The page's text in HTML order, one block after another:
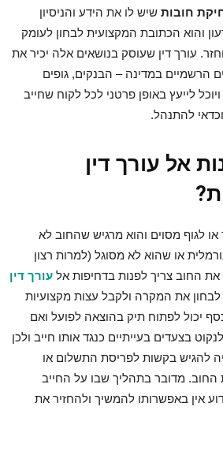
חובות שיש לו את הידע והניסיון
והוא הכתובת המקצועית לבחון לעומק
עורך דין שעוסק בנושאים אלה יכיר את
הרשמיים במדינה – הבנקים, גופים
לייעץ באופן פרטני לכל לקוח שחייב
להתנהל.
אל עורך דין
לגוף מסוים והוא מרגיש שהחוב לא
או שהוא לא מסוגל (למרות רצון
את החוב צריך לפנות בדחיפות אל עורך דין
את המקרה ולקבל עצות מקצועיות
יכול לפתוח תיק בהוצאה לפועל ואם
בצעדים בעייתיים כנגד אותו חייב ולכן
להגיש בקשות לפריסת התשלום או
החוב. מדובר בתהליך שבו על החייב
אין באפשרותו להמשיך ולהחזיר את